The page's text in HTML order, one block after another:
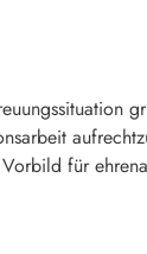
für